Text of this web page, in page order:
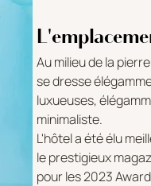
Au milieu de la
se dresse
luxueuses,
minimaliste.
L'hôtel a été élu
le prestigieux
pour les 2023